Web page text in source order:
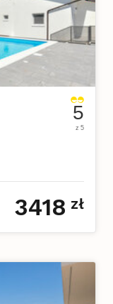
5
z 5
3418 zł